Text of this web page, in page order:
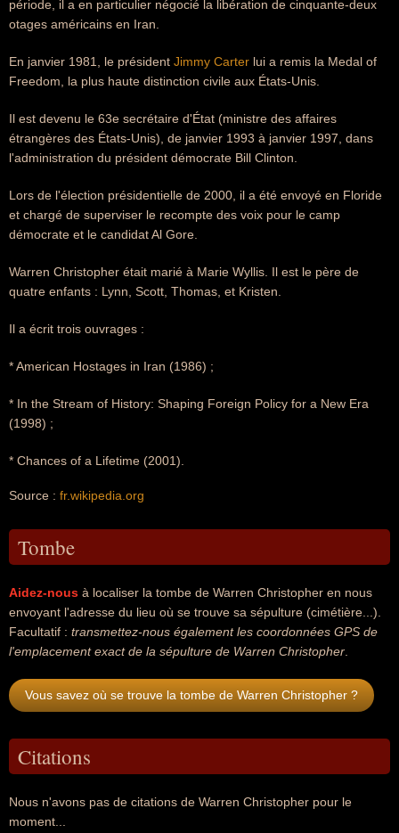
période, il a en particulier négocié la libération de cinquante-deux
otages américains en Iran.
En janvier 1981, le président Jimmy Carter lui a remis la Medal of
Freedom, la plus haute distinction civile aux États-Unis.
Il est devenu le 63e secrétaire d'État (ministre des affaires
étrangères des États-Unis), de janvier 1993 à janvier 1997, dans
l'administration du président démocrate Bill Clinton.
Lors de l'élection présidentielle de 2000, il a été envoyé en Floride
et chargé de superviser le recompte des voix pour le camp
démocrate et le candidat Al Gore.
Warren Christopher était marié à Marie Wyllis. Il est le père de
quatre enfants : Lynn, Scott, Thomas, et Kristen.
Il a écrit trois ouvrages :
* American Hostages in Iran (1986) ;
* In the Stream of History: Shaping Foreign Policy for a New Era
(1998) ;
* Chances of a Lifetime (2001).
Source : fr.wikipedia.org
Tombe
Aidez-nous à localiser la tombe de Warren Christopher en nous
envoyant l'adresse du lieu où se trouve sa sépulture (cimétière...).
Facultatif : transmettez-nous également les coordonnées GPS de
l'emplacement exact de la sépulture de Warren Christopher
Vous savez où se trouve la tombe de Warren Christopher ?
Citations
Nous n'avons pas de citations de Warren Christopher pour le
moment...